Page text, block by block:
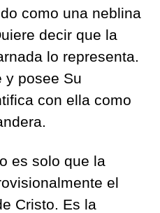
como una neblina
decir que la
lo representa.
y posee Su
con ella como
es solo que la
el
Cristo. Es la